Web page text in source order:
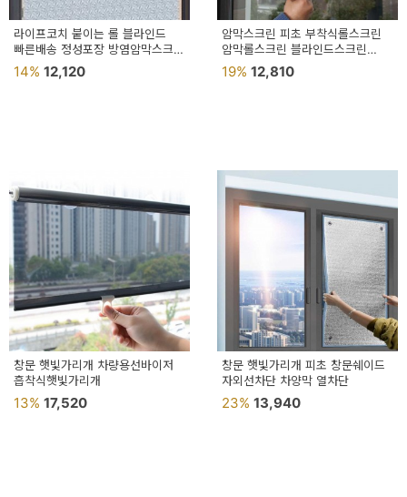
라이프코치 붙이는 롤 블라인드
빠른배송 정성포장 방염암막스크린
거실롤스크린
14% 12,120
암막스크린 피초 부착식롤스크린
암막롤스크린 블라인드스크린
방염블라인드
19% 12,810
창문 햇빛가리개 차량용선바이저
흡착식햇빛가리개
13% 17,520
창문 햇빛가리개 피초 창문쉐이드
자외선차단 차양막 열차단
23% 13,940